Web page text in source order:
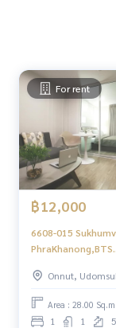
For rent
฿12,000
6608-015
PhraKhanong,BTS
Sukhumvit 97/
decoration,Fully
Onnut,
Area : 28.00 Sq.m.
1 1